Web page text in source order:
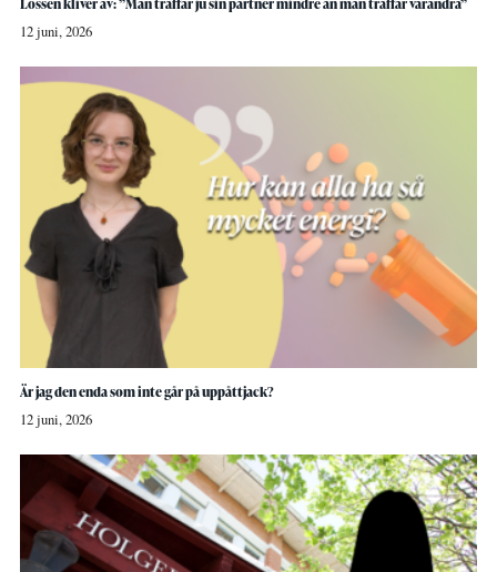
12 juni, 2026
Är jag den enda som inte går på uppåttjack?
12 juni, 2026